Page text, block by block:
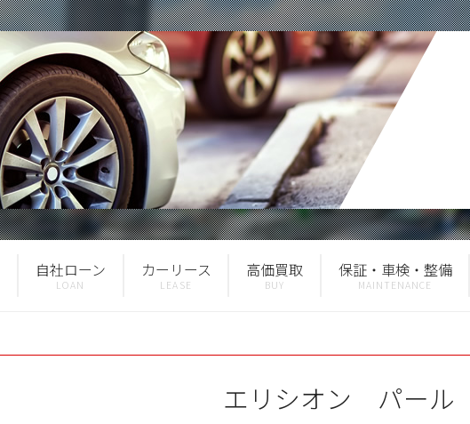
自社ローン カーリース 高価買取 保証・車検・整備
エリシオン パール